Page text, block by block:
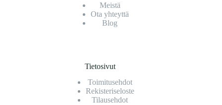
Meistä
Ota yhteyttä
Blog
Tietosivut
Toimitusehdot
Rekisteriseloste
Tilausehdot